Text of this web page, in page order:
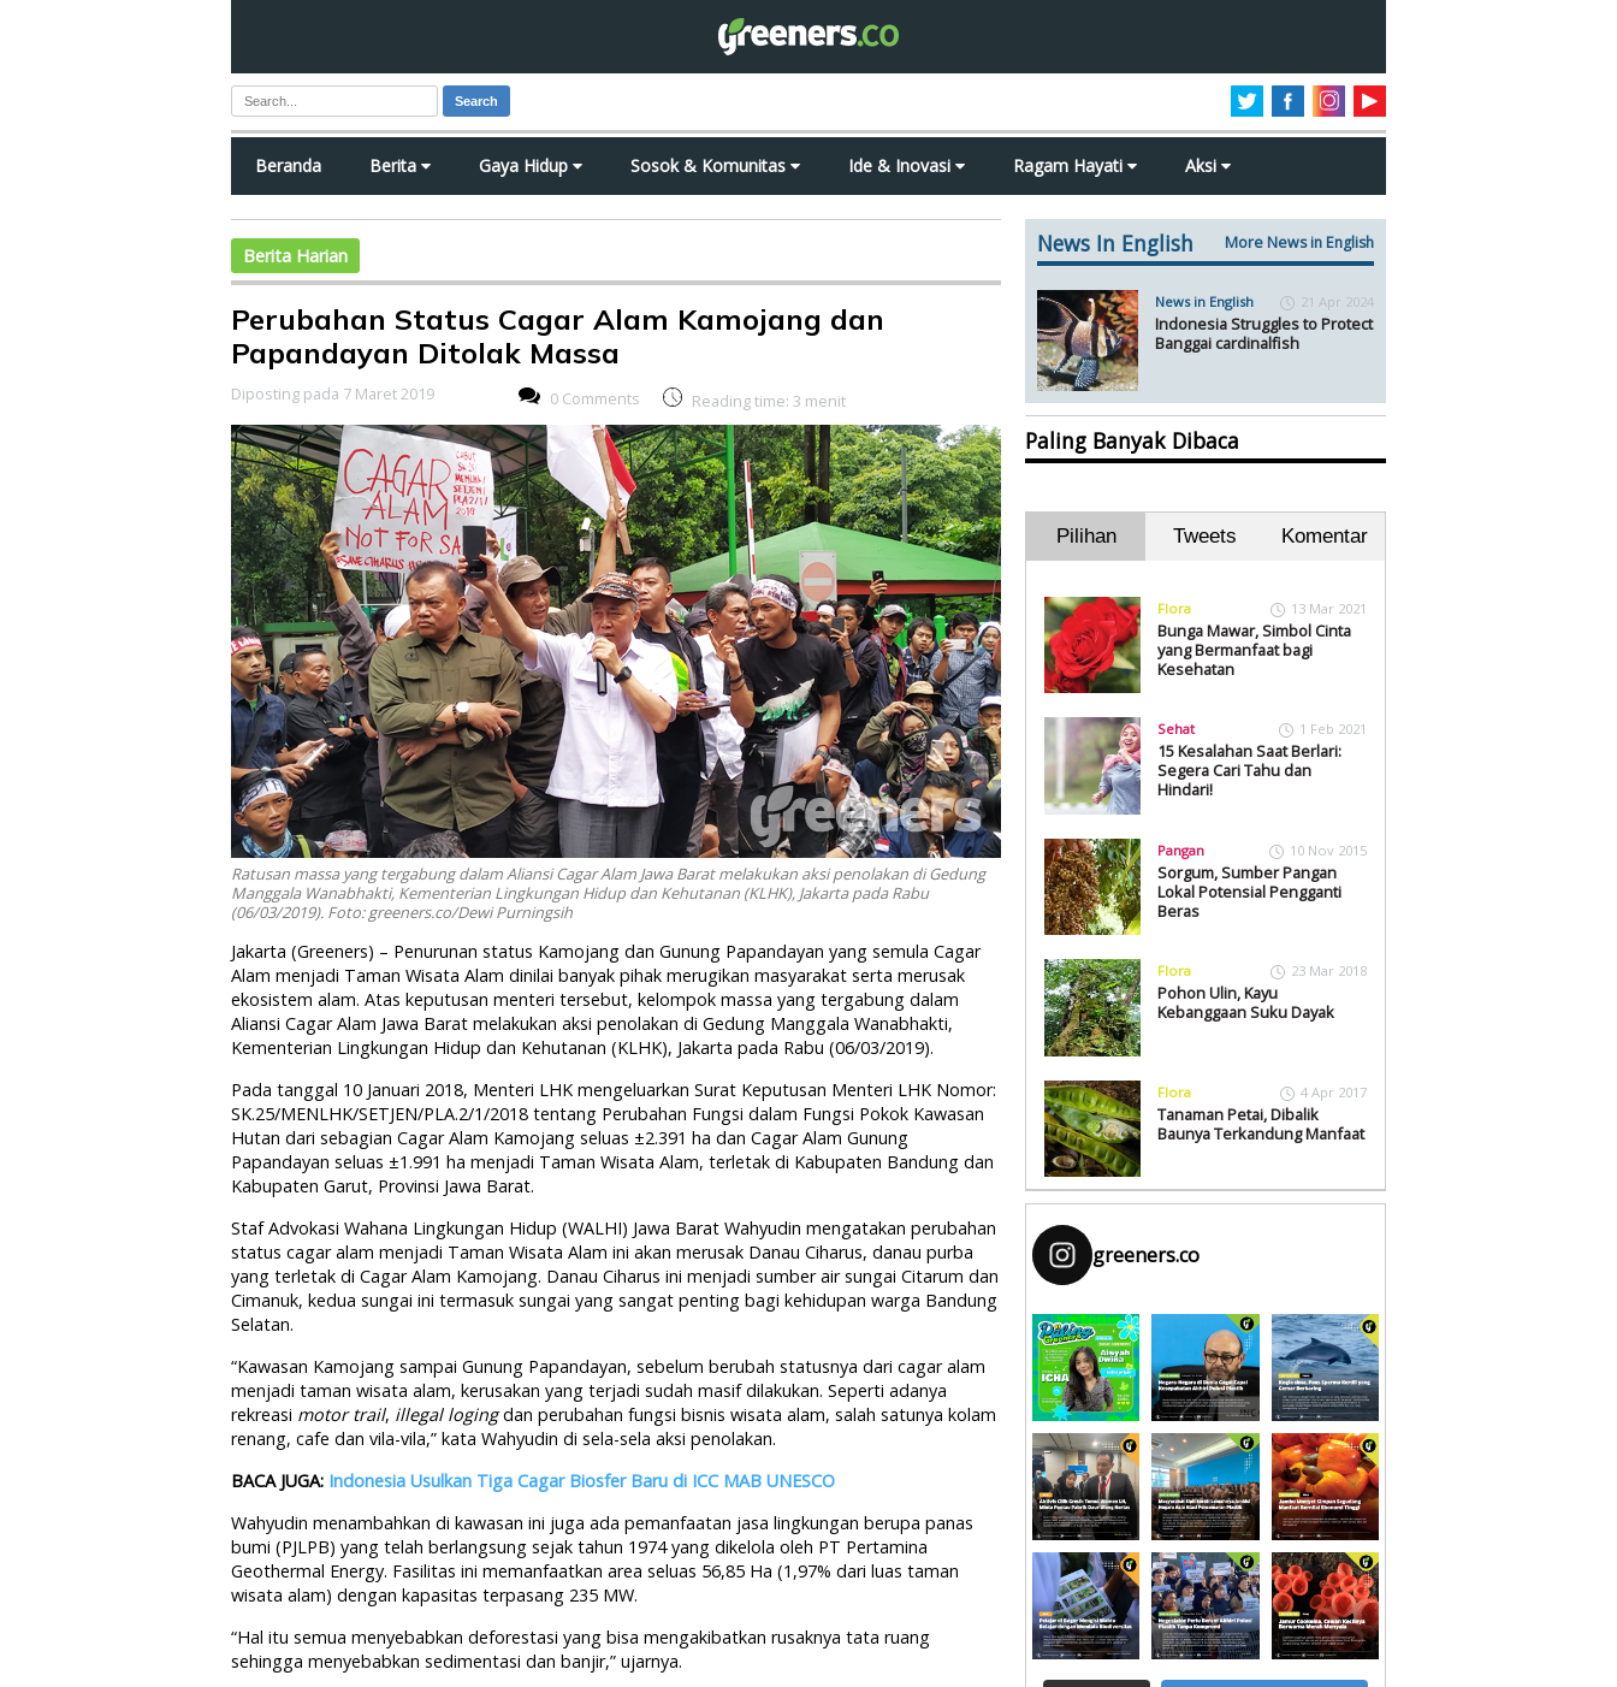
Search
Beranda Berita Gaya Hidup Sosok & Komunitas Ide & Inovasi Ragam Hayati Aksi
Berita Harian
Perubahan Status Cagar Alam Kamojang dan
Papandayan Ditolak Massa
Diposting pada 7 Maret 2019 0 Comments Reading time: 3 menit
Ratusan massa yang tergabung dalam Aliansi Cagar Alam Jawa Barat melakukan aksi penolakan di Gedung
Manggala Wanabhakti, Kementerian Lingkungan Hidup dan Kehutanan (KLHK), Jakarta pada Rabu
(06/03/2019). Foto: greeners.co/Dewi Purningsih
Jakarta (Greeners) – Penurunan status Kamojang dan Gunung Papandayan yang semula Cagar
Alam menjadi Taman Wisata Alam dinilai banyak pihak merugikan masyarakat serta merusak
ekosistem alam. Atas keputusan menteri tersebut, kelompok massa yang tergabung dalam
Aliansi Cagar Alam Jawa Barat melakukan aksi penolakan di Gedung Manggala Wanabhakti,
Kementerian Lingkungan Hidup dan Kehutanan (KLHK), Jakarta pada Rabu (06/03/2019).
Pada tanggal 10 Januari 2018, Menteri LHK mengeluarkan Surat Keputusan Menteri LHK Nomor:
SK.25/MENLHK/SETJEN/PLA.2/1/2018 tentang Perubahan Fungsi dalam Fungsi Pokok Kawasan
Hutan dari sebagian Cagar Alam Kamojang seluas ±2.391 ha dan Cagar Alam Gunung
Papandayan seluas ±1.991 ha menjadi Taman Wisata Alam, terletak di Kabupaten Bandung dan
Kabupaten Garut, Provinsi Jawa Barat.
Staf Advokasi Wahana Lingkungan Hidup (WALHI) Jawa Barat Wahyudin mengatakan perubahan
status cagar alam menjadi Taman Wisata Alam ini akan merusak Danau Ciharus, danau purba
yang terletak di Cagar Alam Kamojang. Danau Ciharus ini menjadi sumber air sungai Citarum dan
Cimanuk, kedua sungai ini termasuk sungai yang sangat penting bagi kehidupan warga Bandung
Selatan.
“Kawasan Kamojang sampai Gunung Papandayan, sebelum berubah statusnya dari cagar alam
menjadi taman wisata alam, kerusakan yang terjadi sudah masif dilakukan. Seperti adanya
rekreasi motor trail, illegal logingdan perubahan fungsi bisnis wisata alam, salah satunya kolam
renang, cafe dan vila-vila,” kata Wahyudin di sela-sela aksi penolakan.
BACA JUGA: Indonesia Usulkan Tiga Cagar Biosfer Baru di ICC MAB UNESCO
Wahyudin menambahkan di kawasan ini juga ada pemanfaatan jasa lingkungan berupa panas
bumi (PJLPB) yang telah berlangsung sejak tahun 1974 yang dikelola oleh PT Pertamina
Geothermal Energy. Fasilitas ini memanfaatkan area seluas 56,85 Ha (1,97% dari luas taman
wisata alam) dengan kapasitas terpasang 235 MW.
“Hal itu semua menyebabkan deforestasi yang bisa mengakibatkan rusaknya tata ruang
sehingga menyebabkan sedimentasi dan banjir,” ujarnya.
News In English More News in English
News in English 21 Apr 2024
Indonesia Struggles to Protect
Banggai cardinalfish
Paling Banyak Dibaca
Pilihan Tweets Komentar
Flora 13 Mar 2021
Bunga Mawar, Simbol Cinta
yang Bermanfaat bagi
Kesehatan
Sehat 1 Feb 2021
15 Kesalahan Saat Berlari:
Segera Cari Tahu dan
Hindari!
Pangan 10 Nov 2015
Sorgum, Sumber Pangan
Lokal Potensial Pengganti
Beras
Flora 23 Mar 2018
Pohon Ulin, Kayu
Kebanggaan Suku Dayak
Flora 4 Apr 2017
Tanaman Petai, Dibalik
Baunya Terkandung Manfaat
greeners.co